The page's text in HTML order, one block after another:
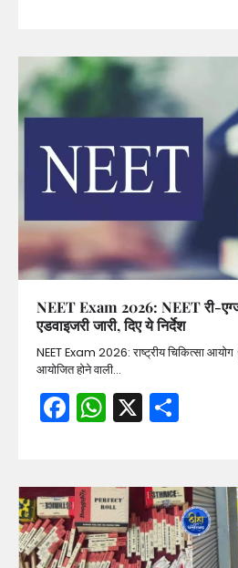
NEET Exam 2026: NEET री-
एडवाइजरी जारी, दिए ये निर्देश
NEET Exam 2026: राष्ट्रीय चिकित्सा
आयोजित होने वाली…
Facebook
WhatsApp
X